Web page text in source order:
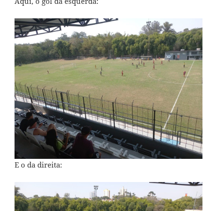
E o da direita: